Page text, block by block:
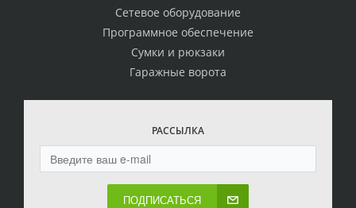
Сетевое оборудование
Программное обеспечение
Сумки и рюкзаки
Гаражные ворота
РАССЫЛКА
ПОДПИСАТЬСЯ